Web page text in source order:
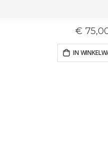
€
IN